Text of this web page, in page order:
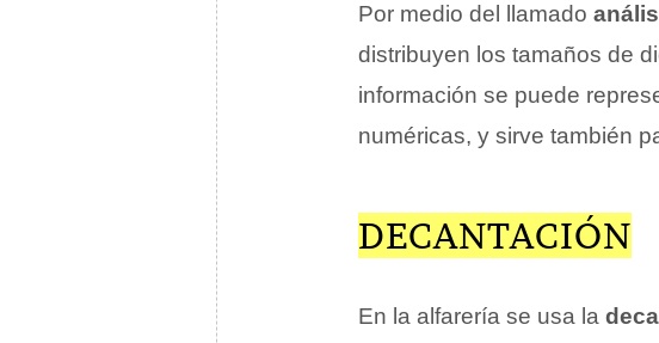
Por medio del llamado
distribuyen los tamaños de
información se puede
numéricas, y sirve también
DECANTACIÓN
En la alfarería se usa la